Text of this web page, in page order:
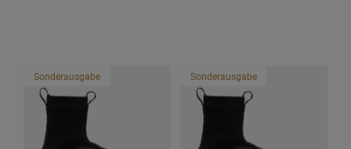
Sonderausgabe Sonderausgabe